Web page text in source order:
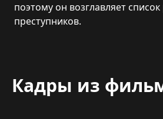
поэтому он возглавляет
преступников.
Кадры из